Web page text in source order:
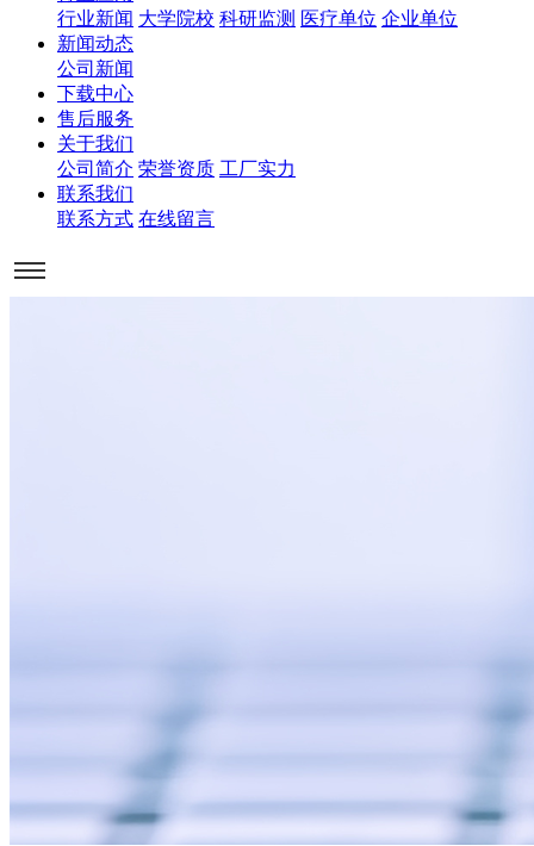
行业新闻 大学院校 科研监测 医疗单位 企业单位
新闻动态
公司新闻
下载中心
售后服务
关于我们
公司简介 荣誉资质 工厂实力
联系我们
联系方式 在线留言